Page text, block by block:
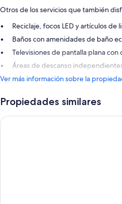
Otros de los servicios que también
Reciclaje, focos LED y artículos de
Baños con amenidades de baño
Televisiones de pantalla plana
Áreas de descanso
Ver más información sobre la
Propiedades similares
Everhome Suites Ontario Airport